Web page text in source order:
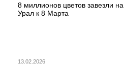
8 миллионов цветов завезли на
Урал к 8 Марта
13.02.2026